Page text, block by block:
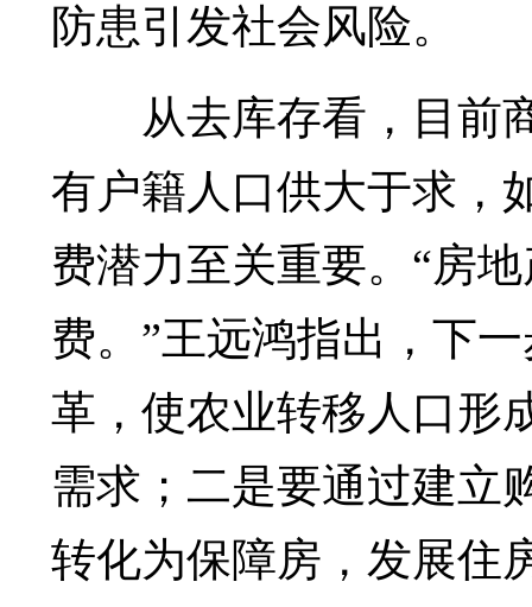
防患引发社会风险。
从去库存看，目前
有户籍人口供大于求，
费潜力至关重要。“房
费。”王远鸿指出，下
革，使农业转移人口形
需求；二是要通过建立
转化为保障房，发展住